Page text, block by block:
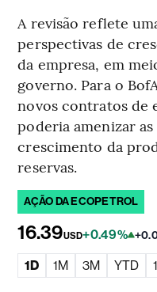
A revisão reflete
perspectivas de
da empresa, em
governo. Para o
novos contratos de
poderia amenizar
crescimento da
reservas.
AÇÃO DA ECOPETROL
16.39USD+0.49%
1D 1M 3M YTD